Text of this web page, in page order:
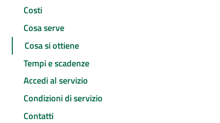
Costi
Cosa serve
Cosa si ottiene
Tempi e scadenze
Accedi al servizio
Condizioni di servizio
Contatti